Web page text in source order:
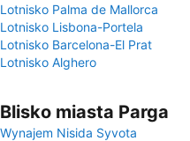
Lotnisko Palma de Mallorca
Lotnisko Lisbona-Portela
Lotnisko Barcelona-El Prat
Lotnisko Alghero
Blisko miasta Parga
Wynajem Nisida Syvota